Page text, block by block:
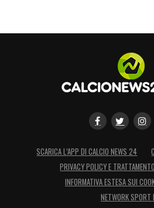
SCARICA L’APP DI CALCIO NEWS 24
PRIVACY POLICY E
INFORMATIVA ESTESA SUI
NETWORK SPORT